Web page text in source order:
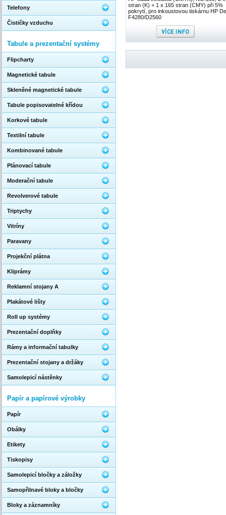
stran (K) + 1 x 165 stran (CMY) při 5%
pokrytí, pro inkoustovou tiskárnu HP
F4280/D2560
Telefony
Čističky vzduchu
Tabule a prezentační systémy
Flipcharty
Magnetické tabule
Skleněné magnetické tabule
Tabule popisovatelné křídou
Korkové tabule
Textilní tabule
Kombinované tabule
Plánovací tabule
Moderační tabule
Revolverové tabule
Triptychy
Vitríny
Paravany
Projekční plátna
Kliprámy
Reklamní stojany A
Plakátové lišty
Roll up systémy
Prezentační doplňky
Rámy a informační tabulky
Prezentační stojany a držáky
Samolepicí nástěnky
Papír a papírové výrobky
Papír
Obálky
Etikety
Tiskopisy
Samolepicí bločky a záložky
Samopřilnavé bloky a bločky
Bloky a záznamníky